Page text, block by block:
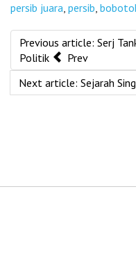
persib juara, persib,
Previous article: Serj
Politik
Prev
Next article: Sejarah